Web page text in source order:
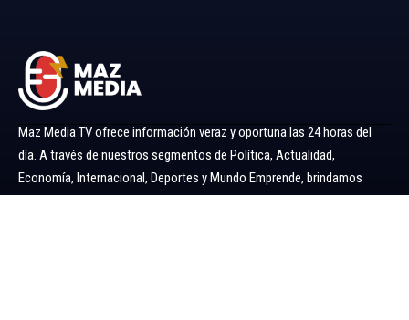
Maz Media TV ofrece información veraz y oportuna las 24 horas del
día. A través de nuestros segmentos de Política, Actualidad,
Economía, Internacional, Deportes y Mundo Emprende, brindamos
noticias y análisis confiables para mantenerlo siempre informado.